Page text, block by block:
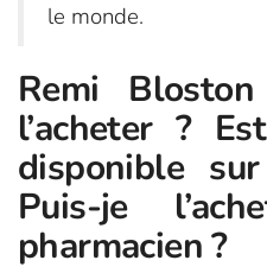
le monde.
Remi
l’acheter ?
disponible
Puis-je
pharmacien ?